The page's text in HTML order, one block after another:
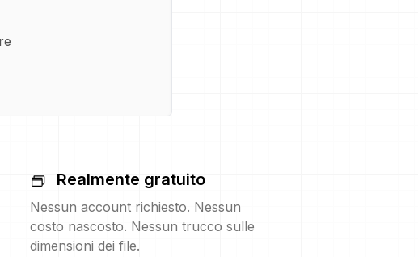
Realmente gratuito
Nessun account richiesto. Nessun
costo nascosto. Nessun trucco sulle
dimensioni dei file.